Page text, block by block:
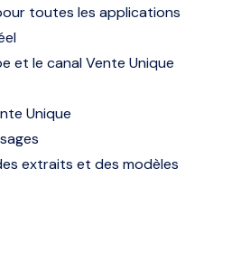
toutes les applications
et le canal Vente Unique
Unique
extraits et des modèles